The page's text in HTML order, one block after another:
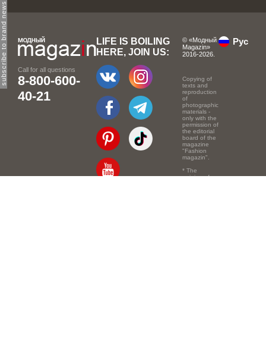
subscribe to brand news Call for all questions
8-800-600-
40-21
LIFE IS BOILING
HERE, JOIN US:
© «Модный
Magazin»
2016-2026.
Copying of
texts and
reproduction
of
photographic
materials -
only with the
permission of
the editorial
board of the
magazine
"Fashion
magazin".
* The
opinion of
Рус